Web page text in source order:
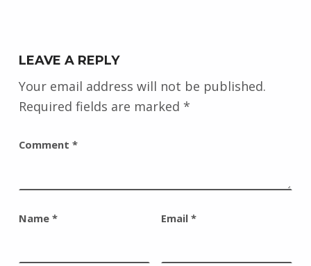
LEAVE A REPLY
Your email address will not be published.
Required fields are marked *
Comment *
Name * Email *